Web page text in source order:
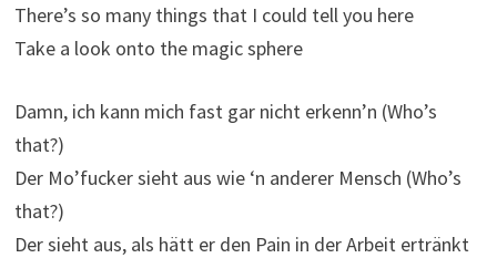
There’s so many things that I could tell you here
Take a look onto the magic sphere
Damn, ich kann mich fast gar nicht erkenn’n (Who’s
that?)
Der Mo’fucker sieht aus wie ‘n anderer Mensch (Who’s
that?)
Der sieht aus, als hätt er den Pain in der Arbeit ertränkt